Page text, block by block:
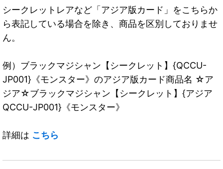
シークレットレアなど「アジア版カード」をこちらか
ら表記している場合を除き、商品を区別しておりませ
ん。
例）ブラックマジシャン【シークレット】{QCCU-
JP001}《モンスター》のアジア版カード商品名 ☆ア
ジア☆ブラックマジシャン【シークレット】{アジア
QCCU-JP001}《モンスター》
詳細は こちら